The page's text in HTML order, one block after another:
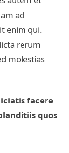
ad
enim qui.
rerum
molestias
facere
quos